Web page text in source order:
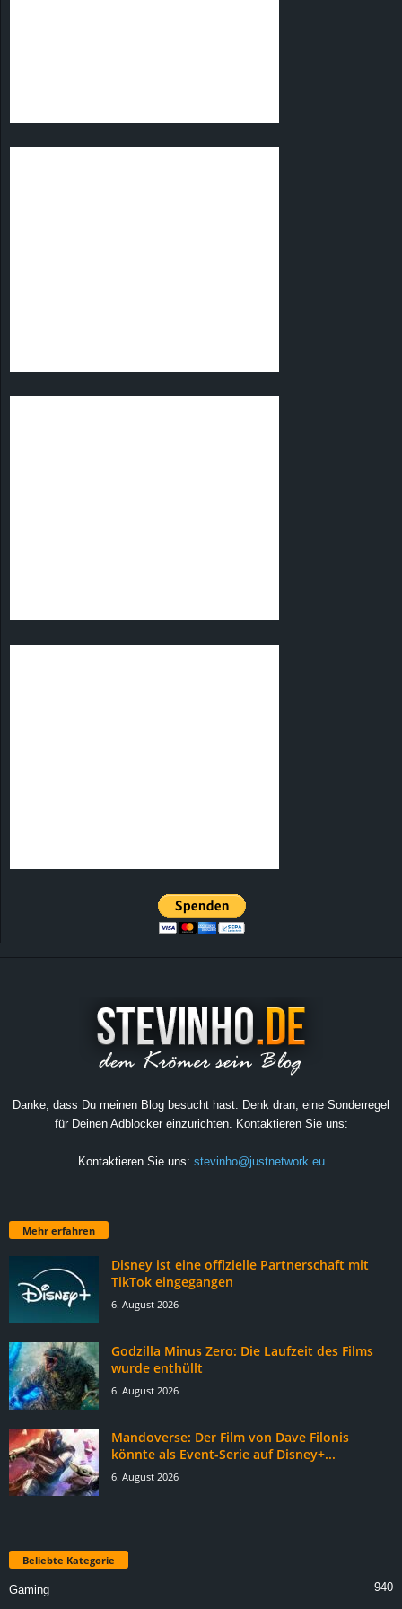
Danke, dass Du meinen Blog besucht hast. Denk dran, eine Sonderregel
für Deinen Adblocker einzurichten. Kontaktieren Sie uns:
Kontaktieren Sie uns: stevinho@justnetwork.eu
Mehr erfahren
Disney ist eine offizielle Partnerschaft mit
TikTok eingegangen
6. August 2026
Godzilla Minus Zero: Die Laufzeit des Films
wurde enthüllt
6. August 2026
Mandoverse: Der Film von Dave Filonis
könnte als Event-Serie auf Disney+...
6. August 2026
Beliebte Kategorie
Gaming
940